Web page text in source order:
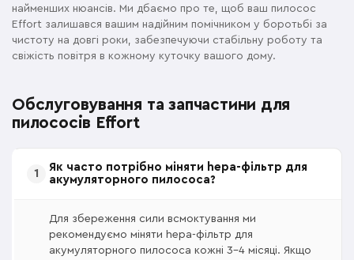
найменших нюансів. Ми дбаємо про те, щоб ваш пилосос
Effort залишався вашим надійним помічником у боротьбі за
чистоту на довгі роки, забезпечуючи стабільну роботу та
свіжість повітря в кожному куточку вашого дому.
Обслуговування та запчастини для
пилососів Effort
Як часто потрібно міняти hepa-фільтр для
акумуляторного пилососа?
Для збереження сили всмоктування ми
рекомендуємо міняти hepa-фільтр для
акумуляторного пилососа кожні 3–4 місяці. Якщо